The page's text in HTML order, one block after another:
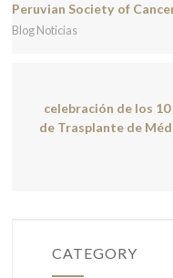
Peruvian Society of
Blog Noticias
celebración de los
de Trasplante de
CATEGORY